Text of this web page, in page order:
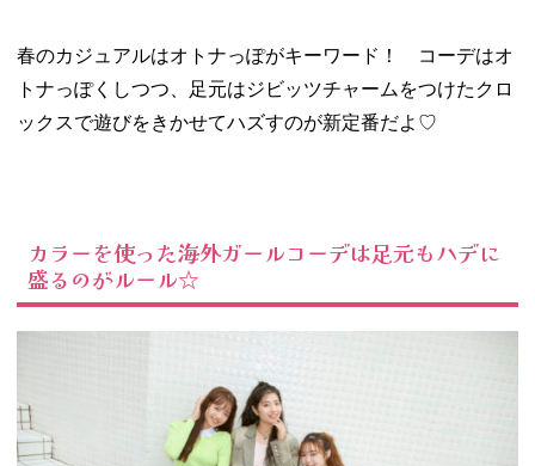
春のカジュアルはオトナっぽがキーワード！ コーデはオ
トナっぽくしつつ、足元はジビッツチャームをつけたクロ
ックスで遊びをきかせてハズすのが新定番だよ♡
カラーを使った海外ガールコーデは足元もハデに
盛るのがルール☆